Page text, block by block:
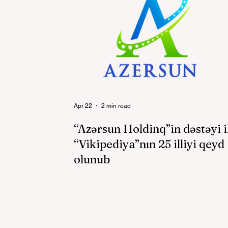
“Azərsun Holdinq”in dəstəyi
“Vikipediya”nın 25 illiyi qeyd
olunub
Apr 22 2 min read